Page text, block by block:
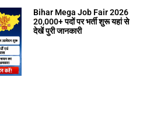
Bihar Mega Job Fair 2026
20,000+ पदों पर भर्ती शुरू यहां से
देखें पुरी जानकारी